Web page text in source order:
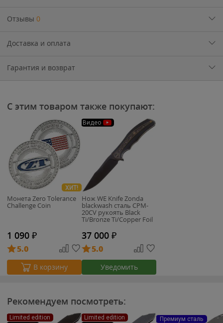
Отзывы 0
Доставка и оплата
Гарантия и возврат
С этим товаром также покупают:
ХИТ!
Монета Zero Tolerance
Challenge Coin
1 090 ₽
5.0
В корзину
Видео
Нож WE Knife Zonda
blackwash сталь CPM-
20CV рукоять Black
Ti/Bronze Ti/Copper Foil
37 000 ₽
5.0
Уведомить
Рекомендуем посмотреть:
Limited edition
Limited edition
Премиум сталь